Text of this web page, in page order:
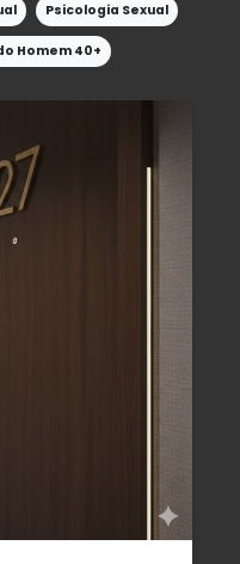
Psicologia Sexual
Homem 40+